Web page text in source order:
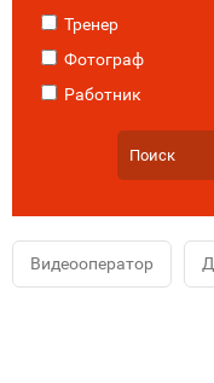
Тренер
Фотограф
Работник
Видеооператор